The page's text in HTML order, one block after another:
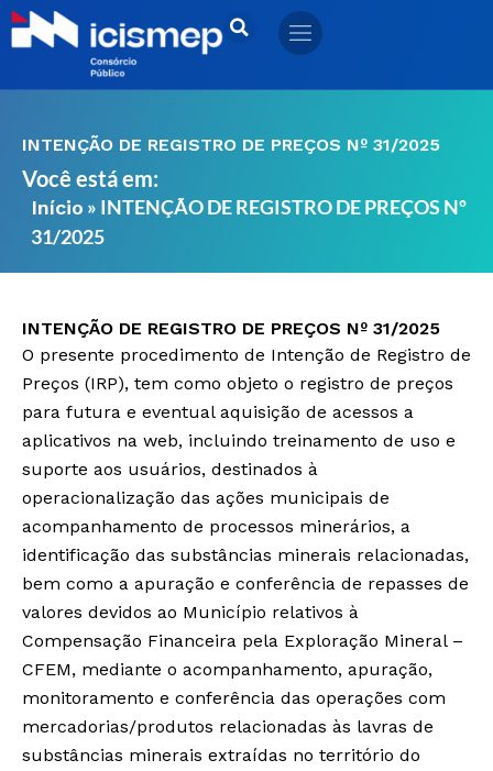
Ir
para
INTENÇÃO DE REGISTRO DE PREÇOS Nº 31/2025
Você está em:
Início » INTENÇÃO DE REGISTRO DE PREÇOS Nº
31/2025
INTENÇÃO DE REGISTRO DE PREÇOS Nº 31/2025
O presente procedimento de Intenção de Registro de
Preços (IRP), tem como objeto o registro de preços
para futura e eventual aquisição de acessos a
aplicativos na web, incluindo treinamento de uso e
suporte aos usuários, destinados à
operacionalização das ações municipais de
acompanhamento de processos minerários, a
identificação das substâncias minerais relacionadas,
bem como a apuração e conferência de repasses de
valores devidos ao Município relativos à
Compensação Financeira pela Exploração Mineral –
CFEM, mediante o acompanhamento, apuração,
monitoramento e conferência das operações com
mercadorias/produtos relacionadas às lavras de
substâncias minerais extraídas no território do